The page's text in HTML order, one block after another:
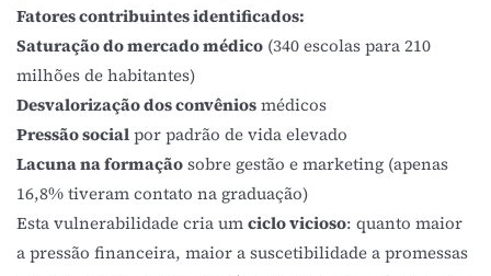
Fatores contribuintes identificados:
Saturação do mercado médico (340 escolas para 210
milhões de habitantes)
Desvalorização dos convêniosmédicos
Pressão socialpor padrão de vida elevado
Lacuna na formaçãosobre gestão e marketing (apenas
16,8% tiveram contato na graduação)
Esta vulnerabilidade cria umciclo vicioso: quanto maior
a pressão financeira, maior a suscetibilidade a promessas